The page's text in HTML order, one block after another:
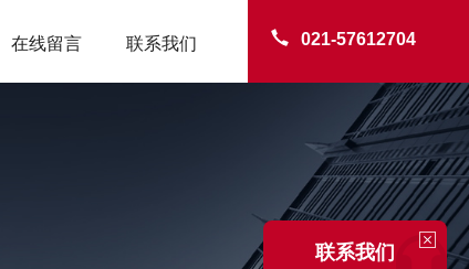
021-57612704
在线留言 联系我们
联系我们